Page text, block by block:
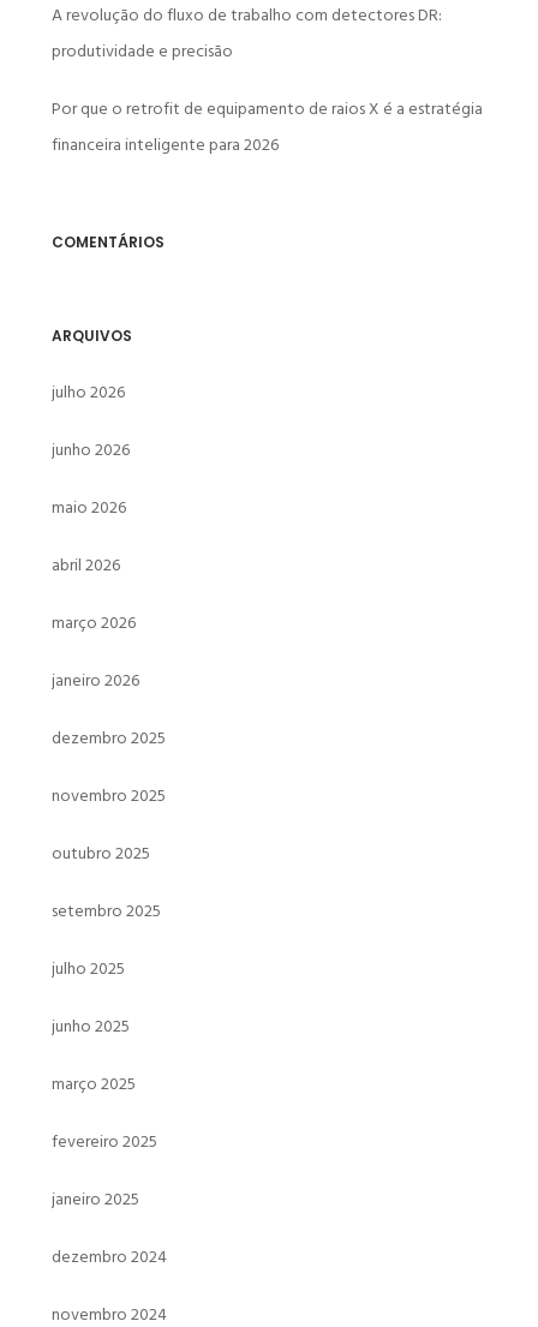
A revolução do fluxo de trabalho com detectores DR:
produtividade e precisão
Por que o retrofit de equipamento de raios X é a estratégia
financeira inteligente para 2026
COMENTÁRIOS
ARQUIVOS
julho 2026
junho 2026
maio 2026
abril 2026
março 2026
janeiro 2026
dezembro 2025
novembro 2025
outubro 2025
setembro 2025
julho 2025
junho 2025
março 2025
fevereiro 2025
janeiro 2025
dezembro 2024
novembro 2024